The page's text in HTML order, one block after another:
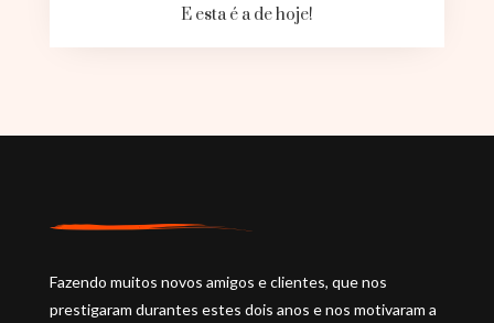
E esta é a de hoje!
Fazendo muitos novos amigos e clientes, que nos
prestigaram durantes estes dois anos e nos motivaram a